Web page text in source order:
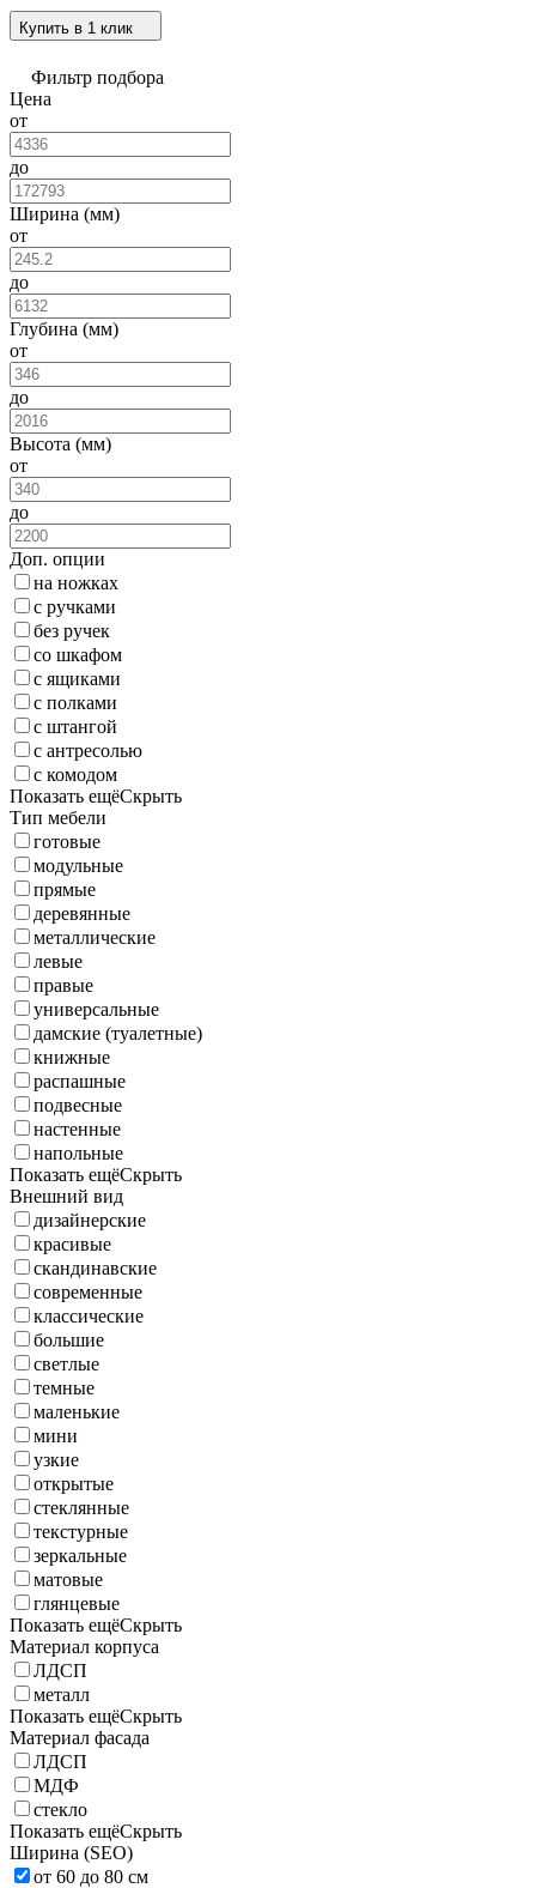
Купить в 1 клик
Фильтр подбора
Цена
от
до
Ширина (мм)
от
до
Глубина (мм)
от
до
Высота (мм)
от
до
Доп. опции
на ножках
с ручками
без ручек
со шкафом
с ящиками
с полками
с штангой
с антресолью
с комодом
Показать ещёСкрыть
Тип мебели
готовые
модульные
прямые
деревянные
металлические
левые
правые
универсальные
дамские (туалетные)
книжные
распашные
подвесные
настенные
напольные
Показать ещёСкрыть
Внешний вид
дизайнерские
красивые
скандинавские
современные
классические
большие
светлые
темные
маленькие
мини
узкие
открытые
стеклянные
текстурные
зеркальные
матовые
глянцевые
Показать ещёСкрыть
Материал корпуса
ЛДСП
металл
Показать ещёСкрыть
Материал фасада
ЛДСП
МДФ
стекло
Показать ещёСкрыть
Ширина (SEO)
от 60 до 80 см